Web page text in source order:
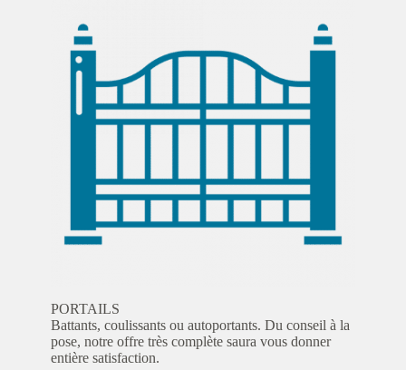
PORTAILS
Battants, coulissants ou autoportants. Du conseil à la
pose, notre offre très complète saura vous donner
entière satisfaction.